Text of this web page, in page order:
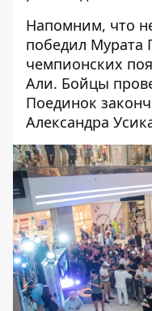
Напомним, что
победил Мурата
чемпионских
Али. Бойцы
Поединок
Александра